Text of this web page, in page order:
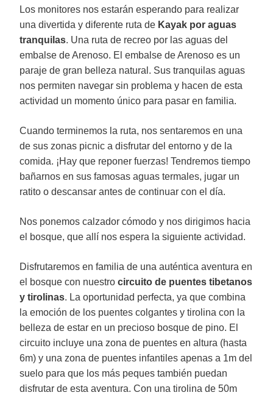
Los monitores nos estarán esperando para realizar
una divertida y diferente ruta de Kayak por aguas
tranquilas. Una ruta de recreo por las aguas del
embalse de Arenoso. El embalse de Arenoso es un
paraje de gran belleza natural. Sus tranquilas aguas
nos permiten navegar sin problema y hacen de esta
actividad un momento único para pasar en familia.
Cuando terminemos la ruta, nos sentaremos en una
de sus zonas picnic a disfrutar del entorno y de la
comida. ¡Hay que reponer fuerzas! Tendremos tiempo
bañarnos en sus famosas aguas termales, jugar un
ratito o descansar antes de continuar con el día.
Nos ponemos calzador cómodo y nos dirigimos hacia
el bosque, que allí nos espera la siguiente actividad.
Disfrutaremos en familia de una auténtica aventura en
el bosque con nuestro circuito de puentes tibetanos
y tirolinas. La oportunidad perfecta, ya que combina
la emoción de los puentes colgantes y tirolina con la
belleza de estar en un precioso bosque de pino. El
circuito incluye una zona de puentes en altura (hasta
6m) y una zona de puentes infantiles apenas a 1m del
suelo para que los más peques también puedan
disfrutar de esta aventura. Con una tirolina de 50m